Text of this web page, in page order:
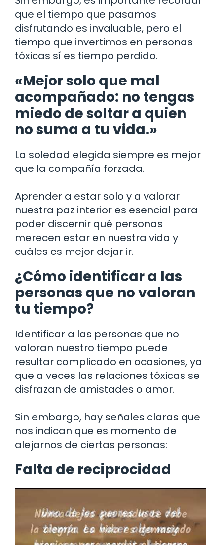
que el tiempo que pasamos
disfrutando es invaluable, pero el
tiempo que invertimos en personas
tóxicas sí es tiempo perdido.
«Mejor solo que mal
acompañado: no tengas
miedo de soltar a quien
no suma a tu vida.»
La soledad elegida siempre es mejor
que la compañía forzada.
Aprender a estar solo y a valorar
nuestra paz interior es esencial para
poder discernir qué personas
merecen estar en nuestra vida y
cuáles es mejor dejar ir.
¿Cómo identificar a las
personas que no valoran
tu tiempo?
Identificar a las personas que no
valoran nuestro tiempo puede
resultar complicado en ocasiones, ya
que a veces las relaciones tóxicas se
disfrazan de amistades o amor.
Sin embargo, hay señales claras que
nos indican que es momento de
alejarnos de ciertas personas:
Falta de reciprocidad